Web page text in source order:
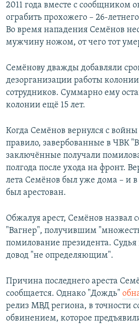
2011 года вместе с сообщником
ограбить прохожего – 26-
Во время нападения Семёнов
мужчину ножом, от чего тот
Семёнову дважды добавляли
дезорганизации работы
сотрудников. Суммарно ему
колонии ещё 15 лет.
Когда Семёнов вернулся с
правило, завербованные в ЧВК
заключённые получали
полгода после ухода на фронт.
лета Семёнов был уже дома – и в
был арестован.
Обжалуя арест, Семёнов назвал
"Вагнер", получившим
помилование президента. Судья
довод "не определяющим".
Причина последнего ареста
сообщается. Однако "Дождь"
релиз МВД региона, в точности
обвинением, которое